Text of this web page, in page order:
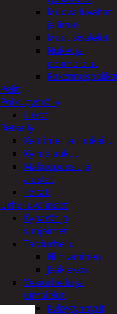
Muovailuvahat
ja limat
Muut sisälelut
Nuket ja
pehmolelut
Pelit
Polkupyöräily
Lukot
Retkeily
Keittimet ja ruokailu
Kylmälaukut
Makuupussit ja
alustat
Teltat
Urheiluvälineet
Kypärät ja
suojaimet
Talviurheilu
Hiihtäminen
Jääkiekko
Vesiurheilu ja
uimalelut
Kylpytynnyrit,